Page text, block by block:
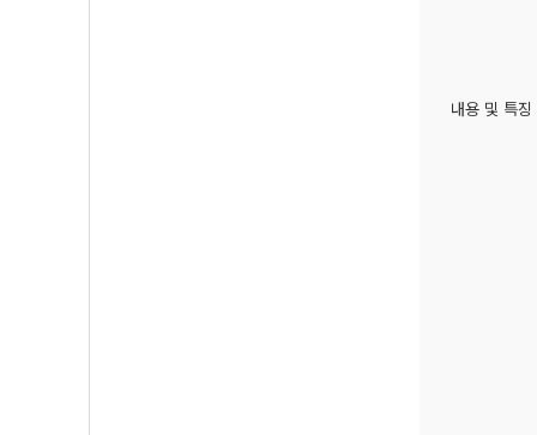
내용 및 특징